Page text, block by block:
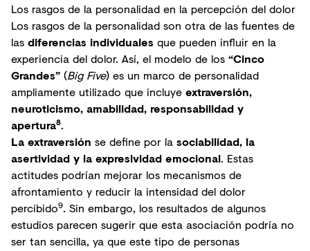
Los rasgos de la personalidad en la percepción del dolor
Los rasgos de la personalidad son otra de las fuentes de
las diferencias individuales que pueden influir en la
experiencia del dolor. Así, el modelo de los “Cinco
Grandes” (Big Five) es un marco de personalidad
ampliamente utilizado que incluye extraversión,
neuroticismo, amabilidad, responsabilidad y
apertura8.
La extraversión se define por la sociabilidad, la
asertividad y la expresividad emocional. Estas
actitudes podrían mejorar los mecanismos de
afrontamiento y reducir la intensidad del dolor
percibido9. Sin embargo, los resultados de algunos
estudios parecen sugerir que esta asociación podría no
ser tan sencilla, ya que este tipo de personas